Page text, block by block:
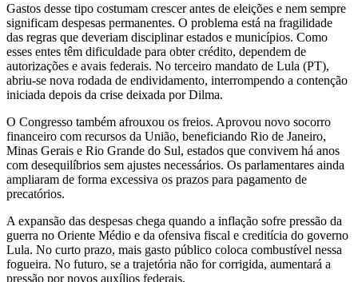
Gastos desse tipo costumam crescer antes de eleições e nem sempre
significam despesas permanentes. O problema está na fragilidade
das regras que deveriam disciplinar estados e municípios. Como
esses entes têm dificuldade para obter crédito, dependem de
autorizações e avais federais. No terceiro mandato de Lula (PT),
abriu-se nova rodada de endividamento, interrompendo a contenção
iniciada depois da crise deixada por Dilma.
O Congresso também afrouxou os freios. Aprovou novo socorro
financeiro com recursos da União, beneficiando Rio de Janeiro,
Minas Gerais e Rio Grande do Sul, estados que convivem há anos
com desequilíbrios sem ajustes necessários. Os parlamentares ainda
ampliaram de forma excessiva os prazos para pagamento de
precatórios.
A expansão das despesas chega quando a inflação sofre pressão da
guerra no Oriente Médio e da ofensiva fiscal e creditícia do governo
Lula. No curto prazo, mais gasto público coloca combustível nessa
fogueira. No futuro, se a trajetória não for corrigida, aumentará a
pressão por novos auxílios federais.